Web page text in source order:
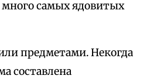
самых ядовитых
предметами. Некогда
составлена